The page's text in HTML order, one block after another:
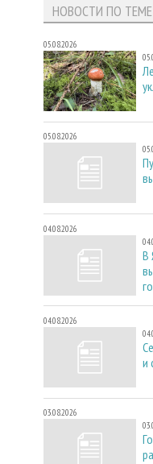
НОВОСТИ ПО ТЕМЕ
05.08.2026
05.08.2026
04.08.2026
В
04.08.2026
и
03.08.2026